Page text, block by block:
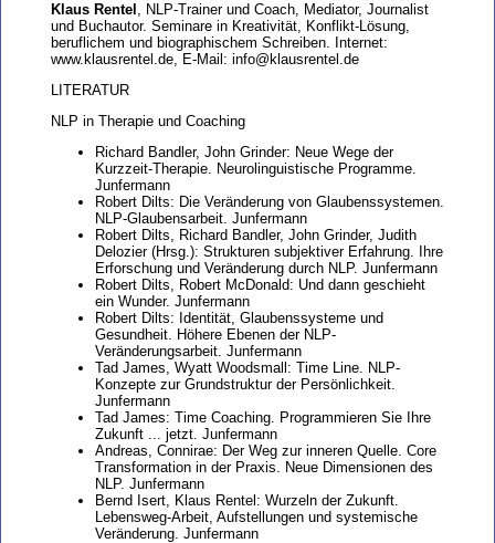
Klaus Rentel , NLP-Trainer und Coach, Mediator, Journalist
und Buchautor. Seminare in Kreativität, Konflikt-Lösung,
beruflichem und biographischem Schreiben. Internet:
www.klausrentel.de, E-Mail: info@klausrentel.de
LITERATUR
NLP in Therapie und Coaching
Richard Bandler, John Grinder: Neue Wege der
Kurzzeit-Therapie. Neurolinguistische Programme.
Junfermann
Robert Dilts: Die Veränderung von Glaubenssystemen.
NLP-Glaubensarbeit. Junfermann
Robert Dilts, Richard Bandler, John Grinder, Judith
Delozier (Hrsg.): Strukturen subjektiver Erfahrung. Ihre
Erforschung und Veränderung durch NLP. Junfermann
Robert Dilts, Robert McDonald: Und dann geschieht
ein Wunder. Junfermann
Robert Dilts: Identität, Glaubenssysteme und
Gesundheit. Höhere Ebenen der NLP-
Veränderungsarbeit. Junfermann
Tad James, Wyatt Woodsmall: Time Line. NLP-
Konzepte zur Grundstruktur der Persönlichkeit.
Junfermann
Tad James: Time Coaching. Programmieren Sie Ihre
Zukunft ... jetzt. Junfermann
Andreas, Connirae: Der Weg zur inneren Quelle. Core
Transformation in der Praxis. Neue Dimensionen des
NLP. Junfermann
Bernd Isert, Klaus Rentel: Wurzeln der Zukunft.
Lebensweg-Arbeit, Aufstellungen und systemische
Veränderung. Junfermann